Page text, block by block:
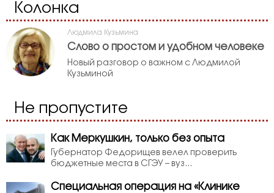
Колонка
Людмила Кузьмина
Слово о простом и удобном человеке
Новый разговор о важном с Людмилой
Кузьминой
Не пропустите
Как Меркушкин, только без опыта
Губернатор Федорищев велел проверить
бюджетные места в СГЭУ – вуз...
Специальная операция на «Клинике